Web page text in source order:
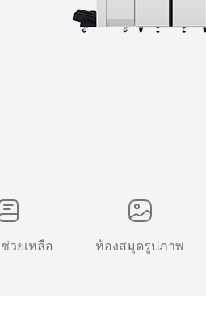
วยเหลือ ห้องสมุดรูปภาพ